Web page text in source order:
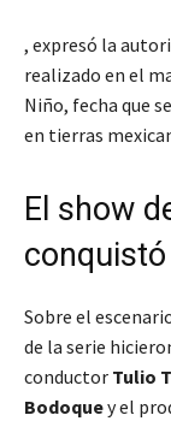
, expresó la
realizado en el
Niño, fecha que
en tierras
El show
Sobre el
de la serie
conductor Tulio
Bodoquey el